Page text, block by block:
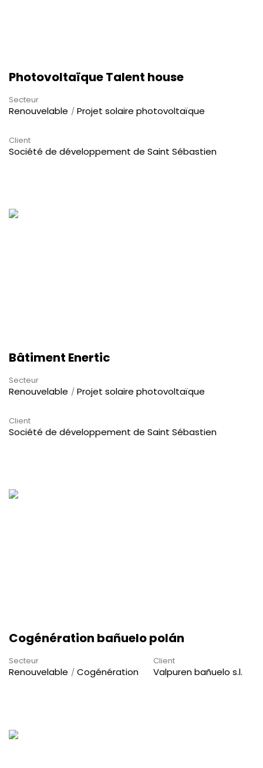
Photovoltaïque Talent house
Secteur
Renouvelable Projet solaire photovoltaïque
Client
Société de développement de Saint Sébastien
Bâtiment Enertic
Secteur
Renouvelable Projet solaire photovoltaïque
Client
Société de développement de Saint Sébastien
Cogénération bañuelo polán
Secteur
Renouvelable Cogénération
Client
Valpuren bañuelo s.l.